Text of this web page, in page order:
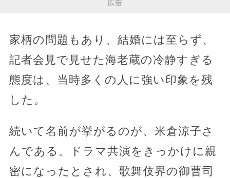
広告
家柄の問題もあり、結婚には至らず、
記者会見で見せた海老蔵の冷静すぎる
態度は、当時多くの人に強い印象を残
した。
続いて名前が挙がるのが、米倉涼子さ
んである。ドラマ共演をきっかけに親
密になったとされ、歌舞伎界の御曹司